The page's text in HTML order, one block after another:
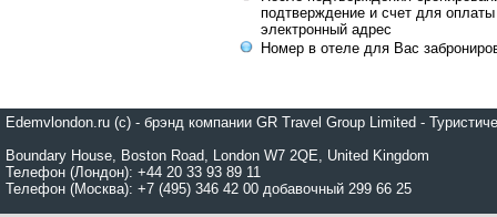
подтверждение и счет для
электронный адрес
Номер в отеле для Вас
Edemvlondon.ru (c) - брэнд компании GR Travel Group Limited -
Boundary House, Boston Road, London W7 2QE, United Kingdom
Телефон (Лондон): +44 20 33 93 89 11
Телефон (Москва): +7 (495) 346 42 00 добавочный 299 66 25